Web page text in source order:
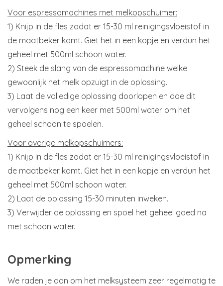
Voor espressomachines met melkopschuimer:
1) Knijp in de fles zodat er 15-30 ml reinigingsvloeistof in
de maatbeker komt. Giet het in een kopje en verdun het
geheel met 500ml schoon water.
2) Steek de slang van de espressomachine welke
gewoonlijk het melk opzuigt in de oplossing.
3) Laat de volledige oplossing doorlopen en doe dit
vervolgens nog een keer met 500ml water om het
geheel schoon te spoelen.
Voor overige melkopschuimers:
1) Knijp in de fles zodat er 15-30 ml reinigingsvloeistof in
de maatbeker komt. Giet het in een kopje en verdun het
geheel met 500ml schoon water.
2) Laat de oplossing 15-30 minuten inweken.
3) Verwijder de oplossing en spoel het geheel goed na
met schoon water.
Opmerking
We raden je aan om het melksysteem zeer regelmatig te